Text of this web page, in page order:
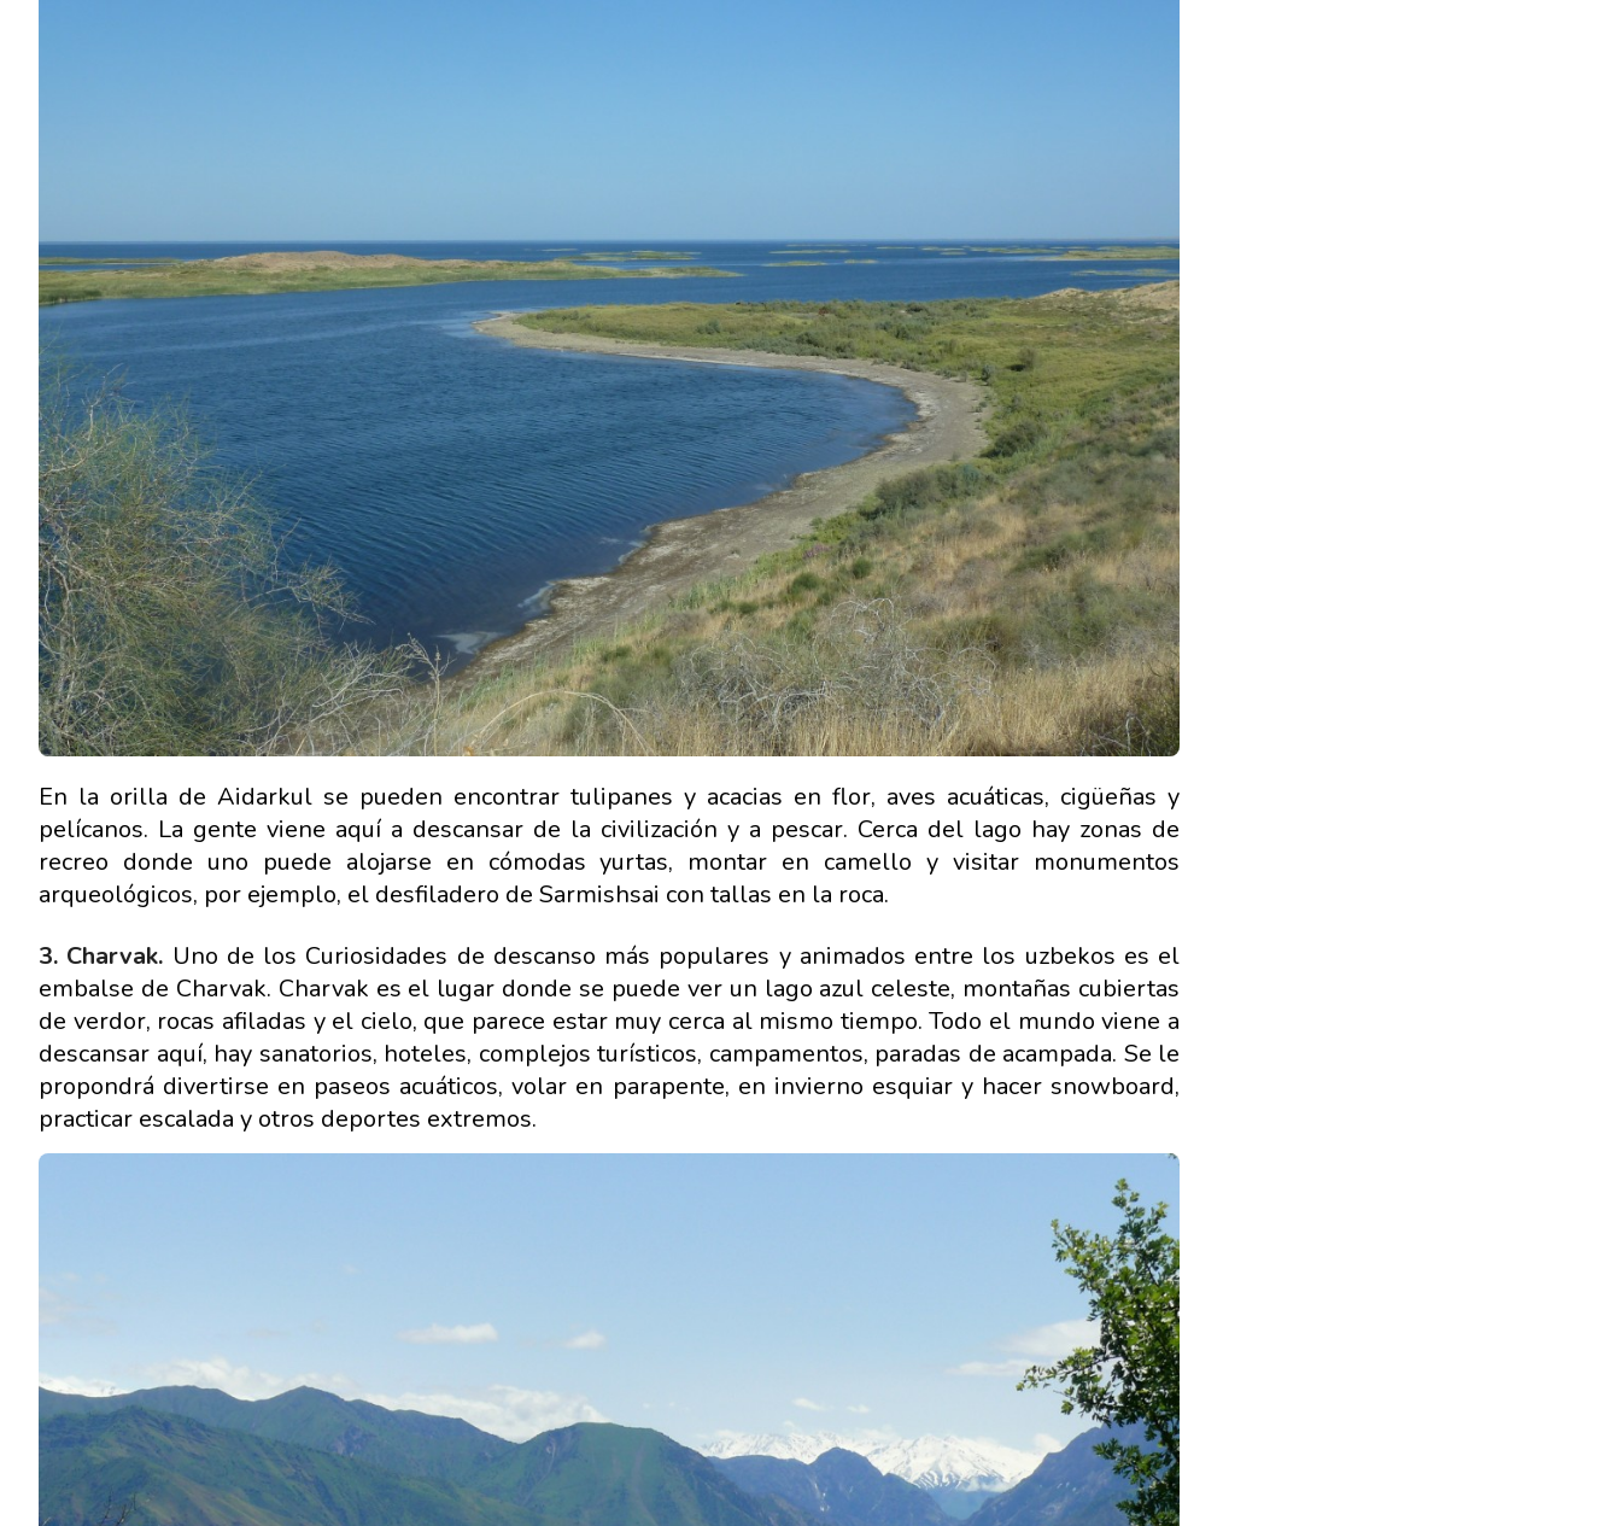
En la orilla de Aidarkul se pueden encontrar tulipanes y acacias en flor, aves acuáticas, cigüeñas y
pelícanos. La gente viene aquí a descansar de la civilización y a pescar. Cerca del lago hay zonas de
recreo donde uno puede alojarse en cómodas yurtas, montar en camello y visitar monumentos
arqueológicos, por ejemplo, el desfiladero de Sarmishsai con tallas en la roca.
3. Charvak. Uno de los Curiosidades de descanso más populares y animados entre los uzbekos es el
embalse de Charvak. Charvak es el lugar donde se puede ver un lago azul celeste, montañas cubiertas
de verdor, rocas afiladas y el cielo, que parece estar muy cerca al mismo tiempo. Todo el mundo viene a
descansar aquí, hay sanatorios, hoteles, complejos turísticos, campamentos, paradas de acampada. Se le
propondrá divertirse en paseos acuáticos, volar en parapente, en invierno esquiar y hacer snowboard,
practicar escalada y otros deportes extremos.